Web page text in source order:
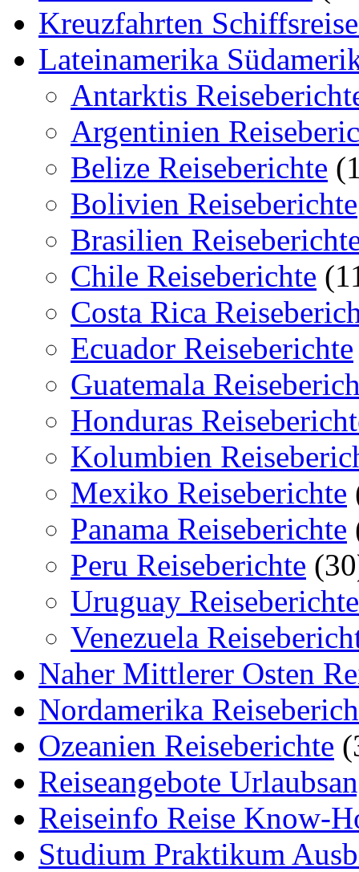
Kreuzfahrten
Lateinamerika
Antarktis
Argentinien
Belize Reiseberichte
Bolivien Reiseberichte
Brasilien
Chile Reiseberichte
Costa Rica
Ecuador Reiseberichte
Guatemala
Honduras
Kolumbien
Mexiko Reiseberichte
Panama Reiseberichte
Peru Reiseberichte
Uruguay Reiseberichte
Venezuela
Naher Mittlerer Osten
Nordamerika
Ozeanien Reiseberichte
Reiseangebote
Reiseinfo Reise Know-
Studium Praktikum